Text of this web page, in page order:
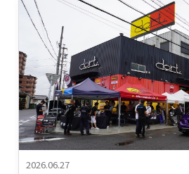
2026.06.27